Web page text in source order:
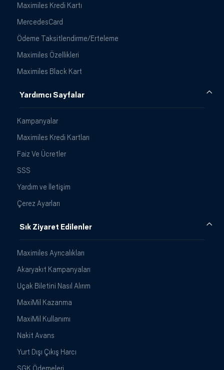
Maximiles Kredi Kartı
MercedesCard
Ödeme Taksitlendirme/Erteleme
Maximiles Özellikleri
Maximiles Black Kart
Yardımcı Sayfalar
Kampanyalar
Maximiles Kredi Kartları
Faiz Ve Ücretler
SSS
Yardım ve İletişim
Çerez Ayarları
Sık Ziyaret Edilenler
Maximiles Ayrıcalıkları
Akaryakıt Kampanyaları
Uçak Biletini Nasıl Alırım
MaxiMil Kazanma
MaxiMil Kullanımı
Nakit Avans
Yurt Dışı Çıkış Harcı
SGK Ödemeleri